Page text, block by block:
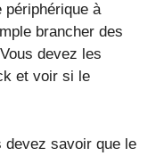
périphérique à
brancher des
devez les
et voir si le
devez savoir que le